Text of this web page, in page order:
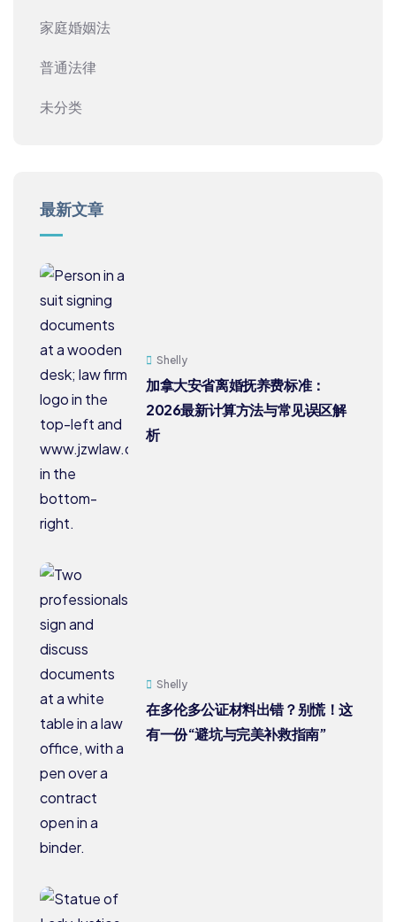
家庭婚姻法
普通法律
未分类
最新文章
Shelly
加拿大安省离婚抚养费标准：
2026最新计算方法与常见误区解
析
Shelly
在多伦多公证材料出错？别慌！这
有一份“避坑与完美补救指南”